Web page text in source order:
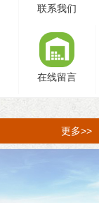
联系我们
在线留言
更多>>